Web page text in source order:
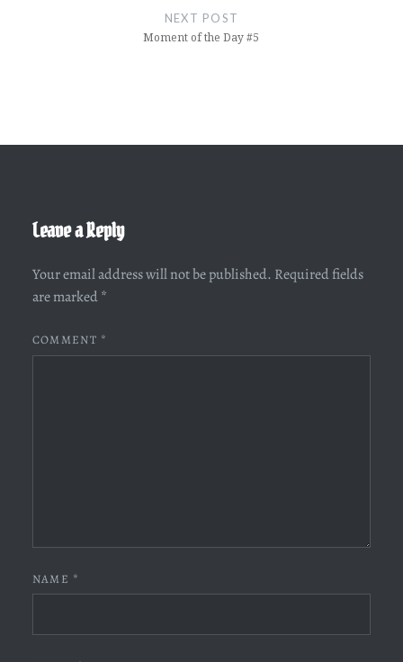
NEXT POST
Moment of the Day #5
Leave a Reply
Your email address will not be published. Required fields
are marked *
COMMENT *
NAME *